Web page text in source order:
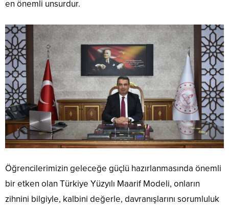
en önemli unsurdur.
Öğrencilerimizin geleceğe güçlü hazırlanmasında önemli
bir etken olan Türkiye Yüzyılı Maarif Modeli, onların
zihnini bilgiyle, kalbini değerle, davranışlarını sorumluluk